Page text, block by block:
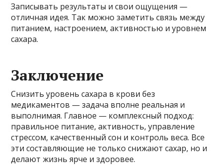
Записывать результаты и свои ощущения —
отличная идея. Так можно заметить связь между
питанием, настроением, активностью и уровнем
сахара.
Заключение
Снизить уровень сахара в крови без
медикаментов — задача вполне реальная и
выполнимая. Главное — комплексный подход:
правильное питание, активность, управление
стрессом, качественный сон и контроль веса. Все
эти составляющие не только снижают сахар, но и
делают жизнь ярче и здоровее.